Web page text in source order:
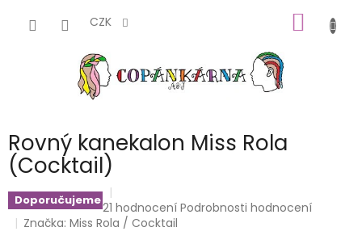
CZK
KOŠÍK
Rovný kanekalon Miss Rola
(Cocktail)
DoporučujemePrůměrné
hodnocení
21 hodnocení Podrobnosti hodnocení
Značka:Miss Rola / Cocktail